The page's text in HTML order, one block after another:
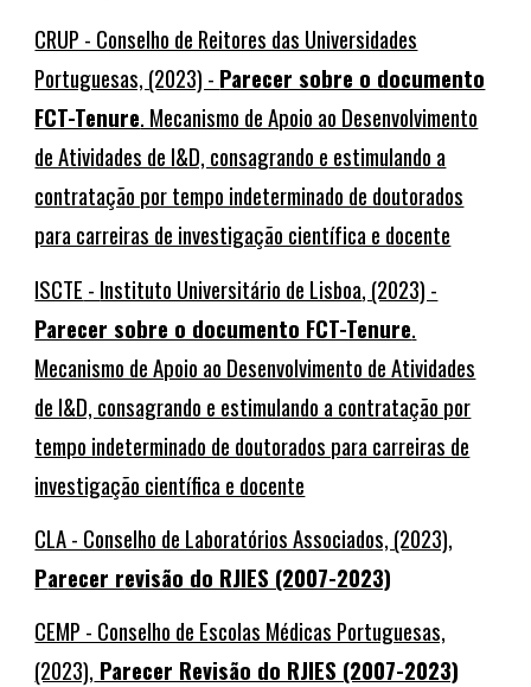
CRUP - Conselho de Reitores das Universidades
Portuguesas, (2023) - Parecer sobre o documento
FCT-Tenure. Mecanismo de Apoio ao Desenvolvimento
de Atividades de I&D, consagrando e estimulando a
contratação por tempo indeterminado de doutorados
para carreiras de investigação científica e docente
ISCTE - Instituto Universitário de Lisboa, (2023) -
Parecer sobre o documento FCT-Tenure.
Mecanismo de Apoio ao Desenvolvimento de Atividades
de I&D, consagrando e estimulando a contratação por
tempo indeterminado de doutorados para carreiras de
investigação científica e docente
CLA - Conselho de Laboratórios Associados, (2023),
Parecer revisão do RJIES (2007-2023)
CEMP - Conselho de Escolas Médicas Portuguesas,
(2023), Parecer Revisão do RJIES (2007-2023)